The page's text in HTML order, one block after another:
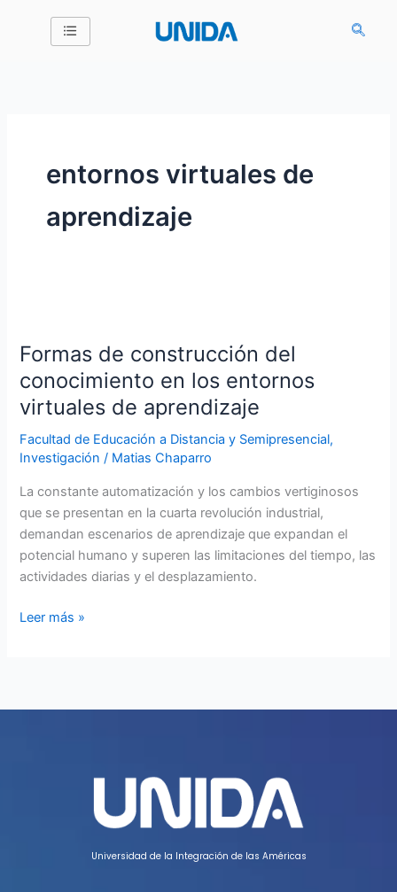
entornos virtuales de
aprendizaje
Formas de construcción del
conocimiento en los entornos
virtuales de aprendizaje
Facultad de Educación a Distancia y Semipresencial,
Investigación / Matias Chaparro
La constante automatización y los cambios vertiginosos
que se presentan en la cuarta revolución industrial,
demandan escenarios de aprendizaje que expandan el
potencial humano y superen las limitaciones del tiempo, las
actividades diarias y el desplazamiento.
construcción
del
conocimiento
en
los
entornos
de
aprendizaje
Leer más »
Universidad de la Integración de las Américas